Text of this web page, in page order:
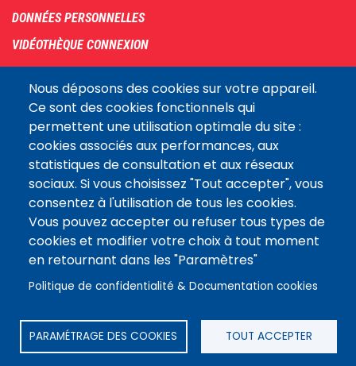
Nous déposons des cookies sur votre appareil.
Ce sont des cookies fonctionnels qui
permettent une utilisation optimale du site :
cookies associés aux performances, aux
statistiques de consultation et aux réseaux
sociaux. Si vous choisissez "Tout accepter", vous
consentez à l'utilisation de tous les cookies.
Vous pouvez accepter ou refuser tous types de
cookies et modifier votre choix à tout moment
en retournant dans les "Paramètres"
Politique de confidentialité & Documentation cookies
PARAMÉTRAGE DES COOKIES TOUT ACCEPTER
DONNÉES PERSONNELLES
VIDÉOTHÈQUE CONNEXION
COOKIES
Assemblée
nationaleLE SITE DE L’ASSEMBLÉE NATIONALE
Suivez-nous